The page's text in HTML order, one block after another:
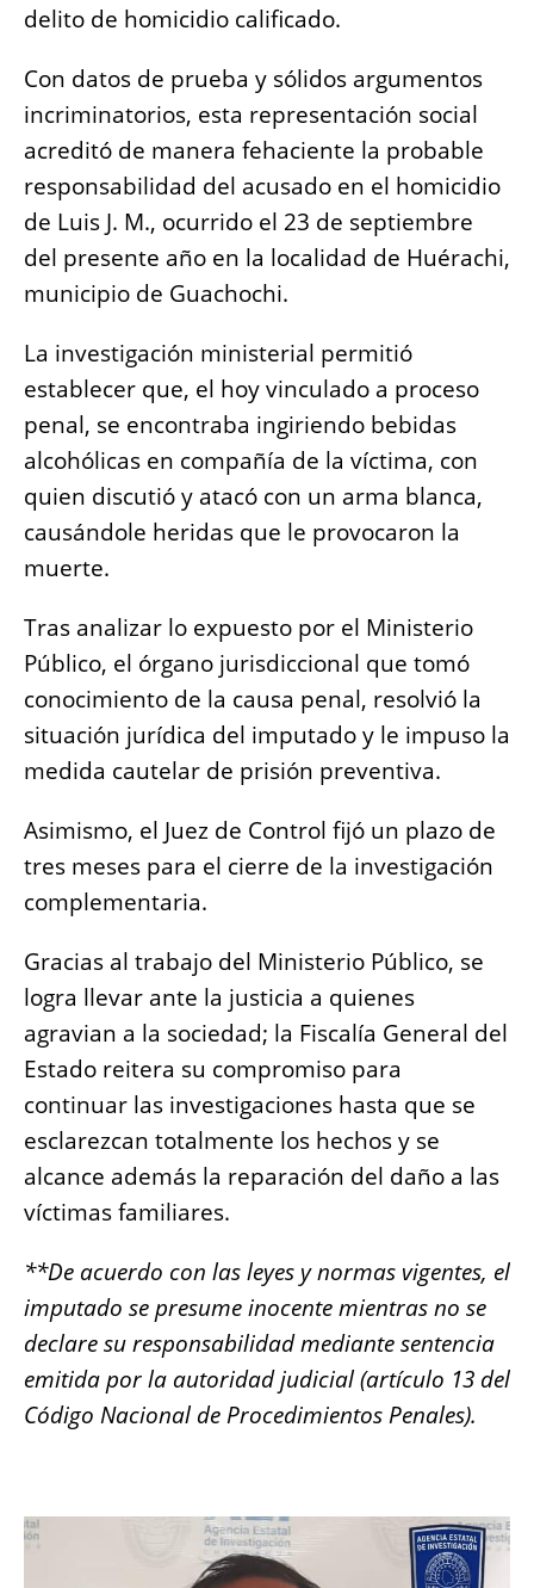
o
k
p er k
delito de homicidio calificado.
Con datos de prueba y sólidos argumentos
incriminatorios, esta representación social
acreditó de manera fehaciente la probable
responsabilidad del acusado en el homicidio
de Luis J. M., ocurrido el 23 de septiembre
del presente año en la localidad de Huérachi,
municipio de Guachochi.
La investigación ministerial permitió
establecer que, el hoy vinculado a proceso
penal, se encontraba ingiriendo bebidas
alcohólicas en compañía de la víctima, con
quien discutió y atacó con un arma blanca,
causándole heridas que le provocaron la
muerte.
Tras analizar lo expuesto por el Ministerio
Público, el órgano jurisdiccional que tomó
conocimiento de la causa penal, resolvió la
situación jurídica del imputado y le impuso la
medida cautelar de prisión preventiva.
Asimismo, el Juez de Control fijó un plazo de
tres meses para el cierre de la investigación
complementaria.
Gracias al trabajo del Ministerio Público, se
logra llevar ante la justicia a quienes
agravian a la sociedad; la Fiscalía General del
Estado reitera su compromiso para
continuar las investigaciones hasta que se
esclarezcan totalmente los hechos y se
alcance además la reparación del daño a las
víctimas familiares.
**De acuerdo con las leyes y normas vigentes, el
imputado se presume inocente mientras no se
declare su responsabilidad mediante sentencia
emitida por la autoridad judicial (artículo 13 del
Código Nacional de Procedimientos Penales).